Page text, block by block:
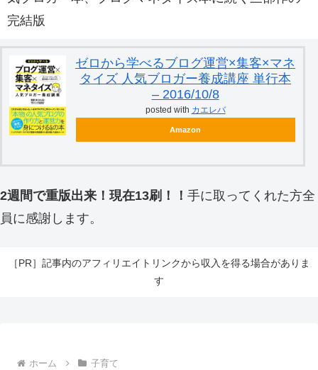
完結版
ゼロから学べるブログ運営×集客×マネ
タイズ 人気ブロガー養成講座 単行本
– 2016/10/8
posted with カエレバ
Amazon
2週間で重版出来！現在13刷！！ 手に取ってくれた方全
員に感謝します。
［PR］記事内のアフィリエイトリンクから収入を得る場合がありま
す
ホーム 子育て